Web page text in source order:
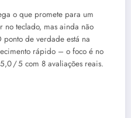
o que promete para um
no teclado, mas ainda não
de verdade está na
rápido – o foco é no
/ 5 com 8 avaliações reais.